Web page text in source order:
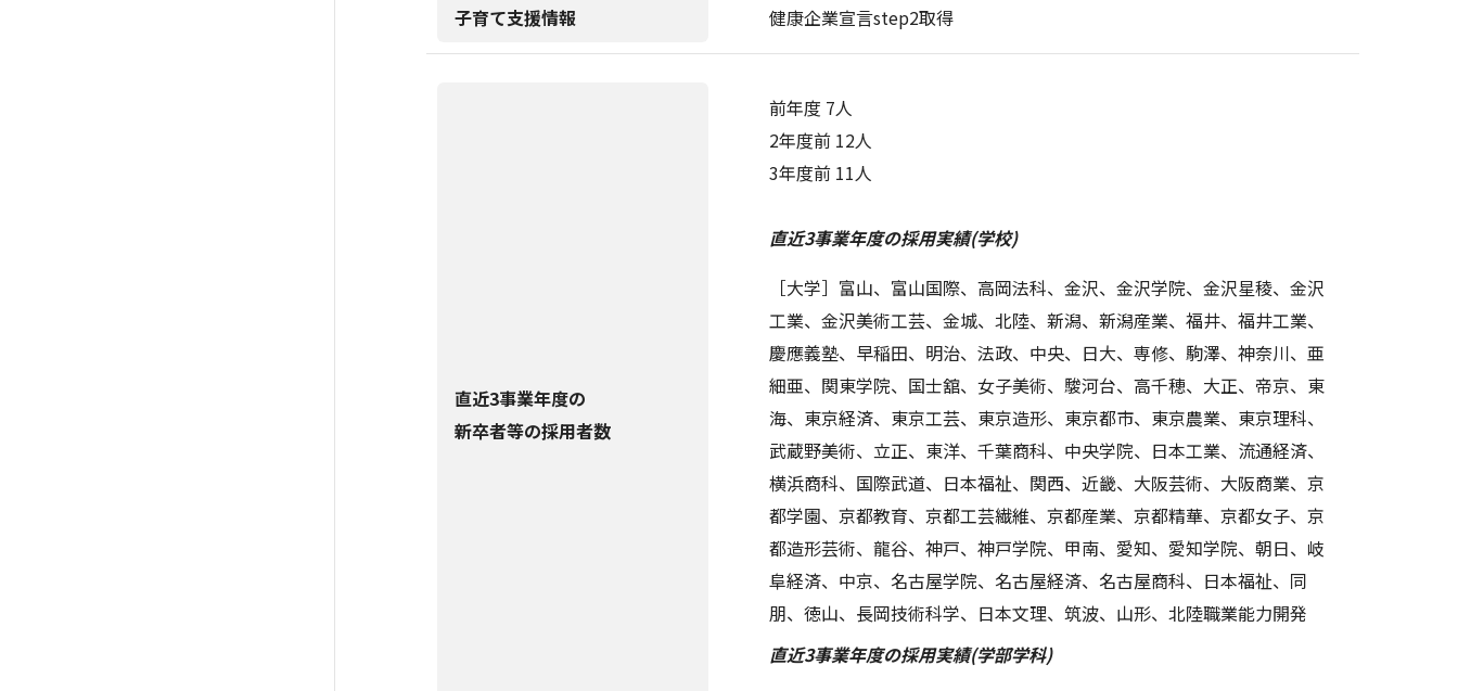
子育て支援情報 健康企業宣言step2取得
直近3事業年度の
新卒者等の採用者数
前年度 7人
2年度前 12人
3年度前 11人
直近3事業年度の採用実績(学校)
［大学］富山、富山国際、高岡法科、金沢、金沢学院、金沢星稜、金沢
工業、金沢美術工芸、金城、北陸、新潟、新潟産業、福井、福井工業、
慶應義塾、早稲田、明治、法政、中央、日大、専修、駒澤、神奈川、亜
細亜、関東学院、国士舘、女子美術、駿河台、高千穂、大正、帝京、東
海、東京経済、東京工芸、東京造形、東京都市、東京農業、東京理科、
武蔵野美術、立正、東洋、千葉商科、中央学院、日本工業、流通経済、
横浜商科、国際武道、日本福祉、関西、近畿、大阪芸術、大阪商業、京
都学園、京都教育、京都工芸繊維、京都産業、京都精華、京都女子、京
都造形芸術、龍谷、神戸、神戸学院、甲南、愛知、愛知学院、朝日、岐
阜経済、中京、名古屋学院、名古屋経済、名古屋商科、日本福祉、同
朋、徳山、長岡技術科学、日本文理、筑波、山形、北陸職業能力開発
直近3事業年度の採用実績(学部学科)